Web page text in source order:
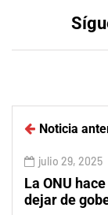
Noticia
julio 29, 2025
La ONU
dejar de